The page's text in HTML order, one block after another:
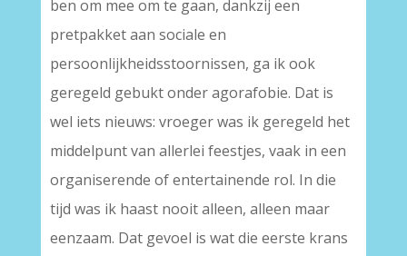
ben om mee om te gaan, dankzij een
pretpakket aan sociale en
persoonlijkheidsstoornissen, ga ik ook
geregeld gebukt onder agorafobie. Dat is
wel iets nieuws: vroeger was ik geregeld het
middelpunt van allerlei feestjes, vaak in een
organiserende of entertainende rol. In die
tijd was ik haast nooit alleen, alleen maar
eenzaam. Dat gevoel is wat die eerste krans